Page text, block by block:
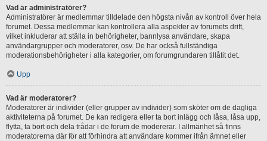
Vad är administratörer?
Administratörer är medlemmar tilldelade den högsta nivån av kontroll över hela
forumet. Dessa medlemmar kan kontrollera alla aspekter av forumets drift,
vilket inkluderar att ställa in behörigheter, bannlysa användare, skapa
användargrupper och moderatorer, osv. De har också fullständiga
moderationsbehörigheter i alla kategorier, om forumgrundaren tillåtit det.
Upp
Vad är moderatorer?
Moderatorer är individer (eller grupper av individer) som sköter om de dagliga
aktiviteterna på forumet. De kan redigera eller ta bort inlägg och låsa, låsa upp,
flytta, ta bort och dela trådar i de forum de modererar. I allmänhet så finns
moderatorerna där för att förhindra att användare kommer ifrån ämnet eller